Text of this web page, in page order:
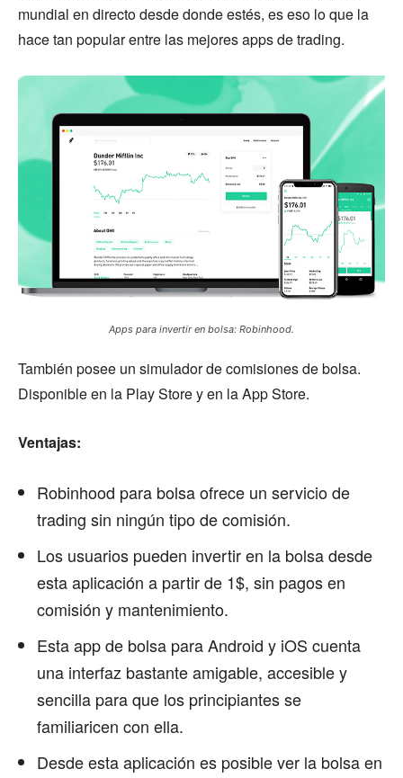
mundial en directo desde donde estés, es eso lo que la
hace tan popular entre las mejores apps de trading.
Apps para invertir en bolsa: Robinhood.
También posee un simulador de comisiones de bolsa.
Disponible en la Play Store y en la App Store.
Ventajas:
Robinhood para bolsa ofrece un servicio de
trading sin ningún tipo de comisión.
Los usuarios pueden invertir en la bolsa desde
esta aplicación a partir de 1$, sin pagos en
comisión y mantenimiento.
Esta app de bolsa para Android y iOS cuenta
una interfaz bastante amigable, accesible y
sencilla para que los principiantes se
familiaricen con ella.
Desde esta aplicación es posible ver la bolsa en